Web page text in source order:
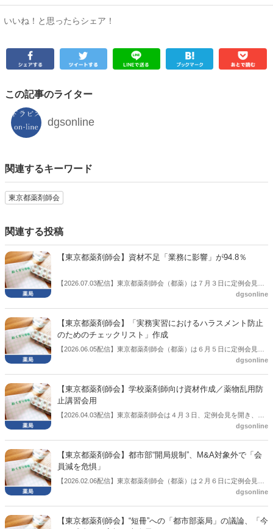
いいね！と思ったらシェア！
この記事のライター
dgsonline
関連するキーワード
東京都薬剤師会
関連する投稿
【東京都薬剤師会】資材不足「業務に影響」が94.8％
【2026.07.03配信】東京都薬剤師会（都薬）は７月３日に定例会見を
開き、「調剤資材供給不安に関する緊急実態調査」の集計結果を公表
dgsonline
【東京都薬剤師会】「実務実習におけるハラスメント防止
のためのチェックリスト」作成
【2026.06.05配信】東京都薬剤師会（都薬）は６月５日に定例会見を
開いた。その中で「実務実習におけるハラスメント防止のためのチェ
dgsonline
【東京都薬剤師会】学校薬剤師向け資材作成／薬物乱用防
止講習会用
【2026.04.03配信】東京都薬剤師会は４月３日、定例会見を開き、学
校薬剤師向けに薬物乱用防止講習会用資材を作成したことを報告し
dgsonline
【東京都薬剤師会】都市部“開局規制”、M&A対象外で「会
員減を危惧」
【2026.02.06配信】東京都薬剤師会（都薬）は２月６日に定例会見を
開き、この中で髙橋正夫会長は、次期調剤報酬改定の個別項目、いわ
会員減少になりかねないとの危惧を示した。
dgsonline
【東京都薬剤師会】“短冊”への「都市部薬局」の議論、「今